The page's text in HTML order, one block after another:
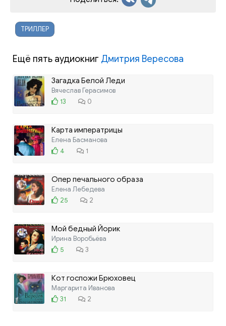
ТРИЛЛЕР
Ещё пять аудиокниг Дмитрия Вересова
Загадка Белой Леди
Вячеслав Герасимов
13
0
Карта императрицы
Елена Басманова
4
1
Опер печального образа
Елена Лебедева
25
2
Мой бедный Йорик
Ирина Воробьёва
5
3
Кот госпожи Брюховец
Маргарита Иванова
31
2